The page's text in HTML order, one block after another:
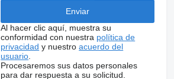
Al hacer clic aquí, muestra su
conformidad con nuestra política de
privacidad y nuestroacuerdo del
usuario
Procesaremos sus datos personales
para dar respuesta a su solicitud.